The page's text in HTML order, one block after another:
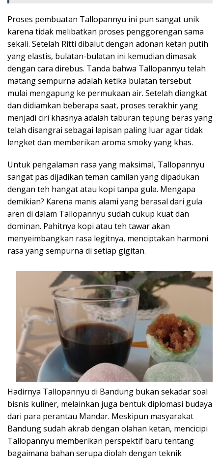
Proses pembuatan Tallopannyu ini pun sangat unik
karena tidak melibatkan proses penggorengan sama
sekali. Setelah Ritti dibalut dengan adonan ketan putih
yang elastis, bulatan-bulatan ini kemudian dimasak
dengan cara direbus. Tanda bahwa Tallopannyu telah
matang sempurna adalah ketika bulatan tersebut
mulai mengapung ke permukaan air. Setelah diangkat
dan didiamkan beberapa saat, proses terakhir yang
menjadi ciri khasnya adalah taburan tepung beras yang
telah disangrai sebagai lapisan paling luar agar tidak
lengket dan memberikan aroma smoky yang khas.
Untuk pengalaman rasa yang maksimal, Tallopannyu
sangat pas dijadikan teman camilan yang dipadukan
dengan teh hangat atau kopi tanpa gula. Mengapa
demikian? Karena manis alami yang berasal dari gula
aren di dalam Tallopannyu sudah cukup kuat dan
dominan. Pahitnya kopi atau teh tawar akan
menyeimbangkan rasa legitnya, menciptakan harmoni
rasa yang sempurna di setiap gigitan.
Hadirnya Tallopannyu di Bandung bukan sekadar soal
bisnis kuliner, melainkan juga bentuk diplomasi budaya
dari para perantau Mandar. Meskipun masyarakat
Bandung sudah akrab dengan olahan ketan, mencicipi
Tallopannyu memberikan perspektif baru tentang
bagaimana bahan serupa diolah dengan teknik